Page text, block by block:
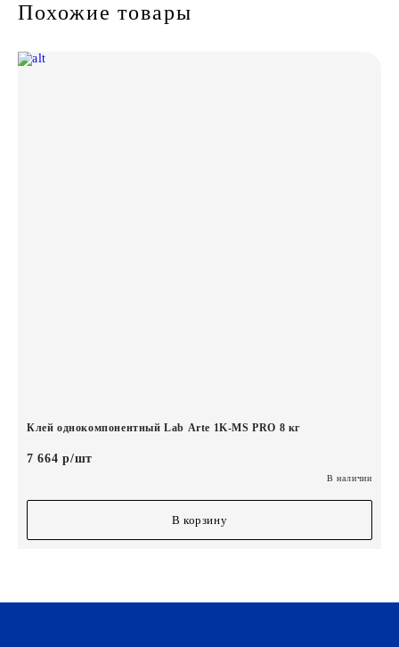
Похожие товары
Клей однокомпонентный Lab Arte 1K-MS PRO 8 кг
7 664 р/шт
В наличии
В корзину